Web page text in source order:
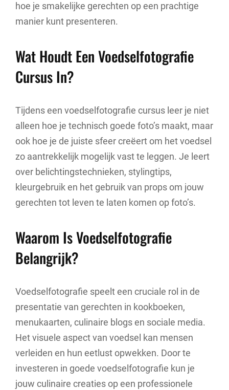
hoe je smakelijke gerechten op een prachtige
manier kunt presenteren.
Wat Houdt Een Voedselfotografie
Cursus In?
Tijdens een voedselfotografie cursus leer je niet
alleen hoe je technisch goede foto’s maakt, maar
ook hoe je de juiste sfeer creëert om het voedsel
zo aantrekkelijk mogelijk vast te leggen. Je leert
over belichtingstechnieken, stylingtips,
kleurgebruik en het gebruik van props om jouw
gerechten tot leven te laten komen op foto’s.
Waarom Is Voedselfotografie
Belangrijk?
Voedselfotografie speelt een cruciale rol in de
presentatie van gerechten in kookboeken,
menukaarten, culinaire blogs en sociale media.
Het visuele aspect van voedsel kan mensen
verleiden en hun eetlust opwekken. Door te
investeren in goede voedselfotografie kun je
jouw culinaire creaties op een professionele